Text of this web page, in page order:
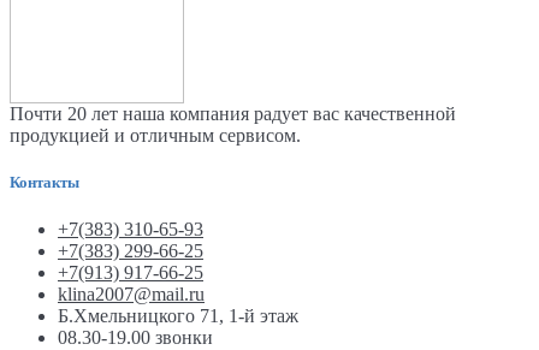
Почти 20 лет наша компания радует вас качественной
продукцией и отличным сервисом.
Контакты
+7(383) 310-65-93
+7(383) 299-66-25
+7(913) 917-66-25
klina2007@mail.ru
Б.Хмельницкого 71, 1-й этаж
08.30-19.00 звонки